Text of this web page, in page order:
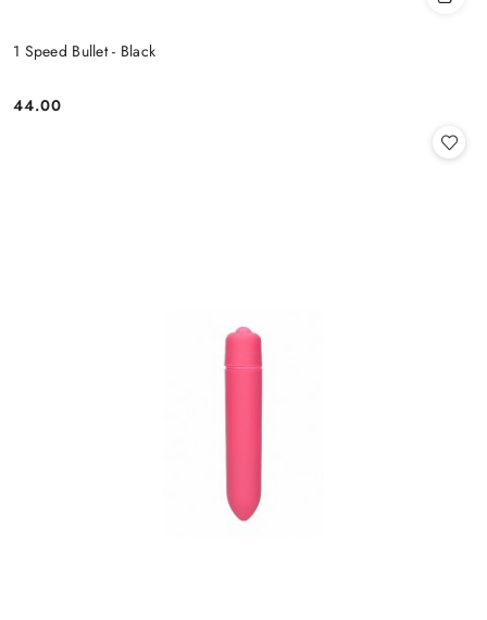
1 Speed Bullet - Black
Cena:
44.00